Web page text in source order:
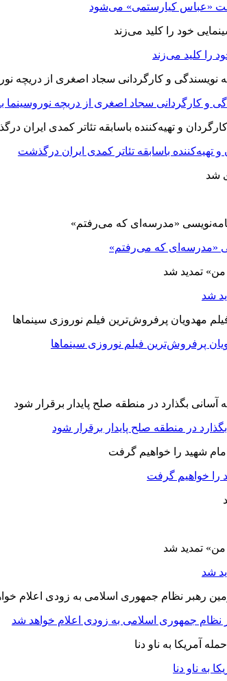
«عباس کیارستمی» می‌شود
را کلید می‌زند
و کارگردانی سجاد اصغری از دریچه
تهیه‌کننده باسابقه تئاتر کمدی ایران درگذشت
«مدرسه‌ای که می‌رفتم»
شد
پرفروش‌ترین فیلم نوروزی سینماها
در منطقه صلح پایدار برقرار شود
را خواهیم گرفت
شد
جمهوری اسلامی به زودی اعلام خواهد شد